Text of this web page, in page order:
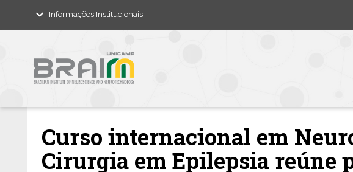
Informações Institucionais
Curso internacional em
Cirurgia em Epilepsia reúne